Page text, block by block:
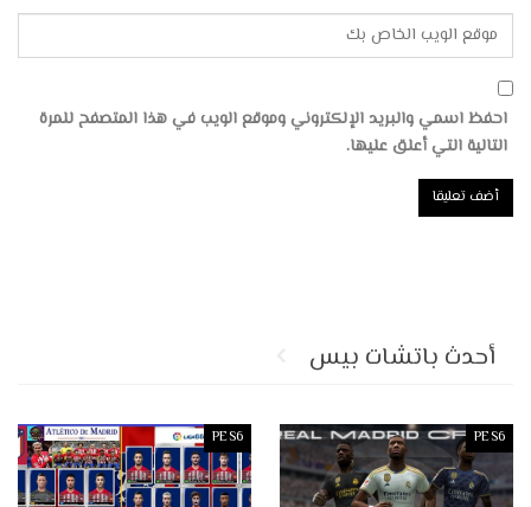
احفظ اسمي والبريد الإلكتروني وموقع الويب في هذا المتصفح للمرة
التالية التي أعلق عليها.
أحدث باتشات بيس
PES6
PES6